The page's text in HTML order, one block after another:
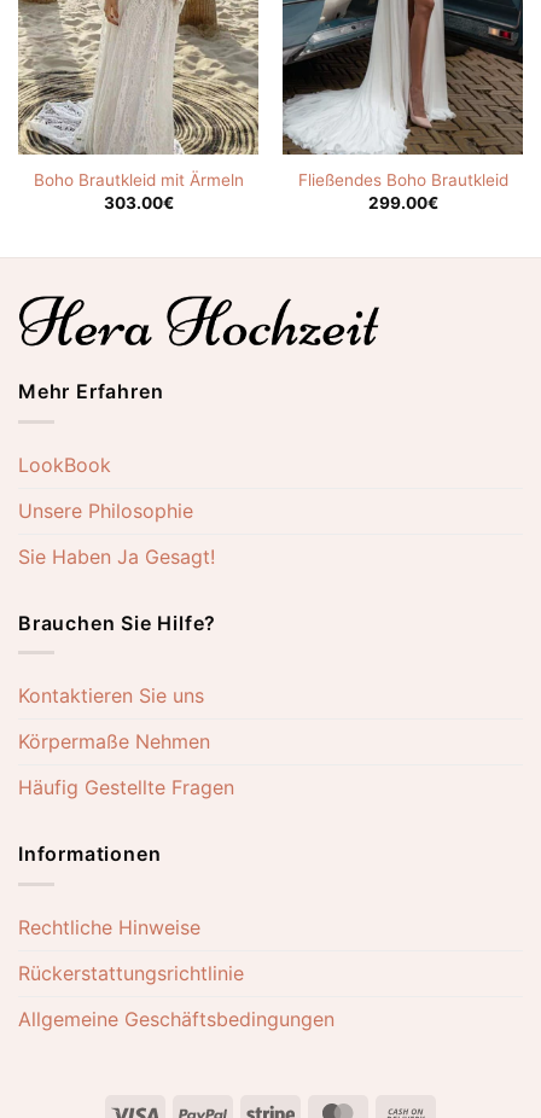
Boho Brautkleid mit Ärmeln
303.00€
Fließendes Boho Brautkleid
299.00€
Mehr Erfahren
LookBook
Unsere Philosophie
Sie Haben Ja Gesagt!
Brauchen Sie Hilfe?
Kontaktieren Sie uns
Körpermaße Nehmen
Häufig Gestellte Fragen
Informationen
Rechtliche Hinweise
Rückerstattungsrichtlinie
Allgemeine Geschäftsbedingungen
Visa PayPal Stripe MasterCard